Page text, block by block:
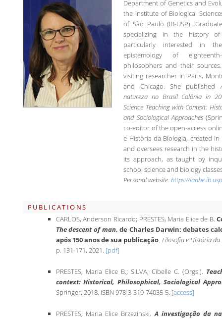
Department of Genetics and
the Institute of Biological
of São Paulo (IB-USP).
specializing in the history
particularly interested in
epistemology of
philosophers and their
visiting researcher in Paris,
and Chicago. She published
natureza no Brasil Colônia in
Science Teaching with Context:
and Sociological Approaches
co-editor of the open-access
e História da Biologia, created in
and oversees research in the
its approach, as taught by
school science and biology
Personal website:https://
PUBLICATIONS
CARLOS, Anderson Ricardo; PRESTES, Maria Elice de B.
The descent of man, de Charles Darwin: debates
após 150 anos de sua publicação. Filosofia e História
p. 131-171, 2021. [pdf]
PRESTES, Maria Elice B.; SILVA, Cibelle C. (Orgs.).
context: Historical, Philosophical, Sociological
Springer, 2018. ISBN 978-3-319-74035-5. [access]
PRESTES, Maria Elice Brzezinski.A investigação da